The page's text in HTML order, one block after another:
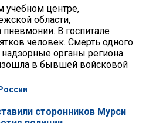
учебном центре,
области,
В госпитале
человек. Смерть одного
органы региона.
в бывшей войсковой
сторонников Мурси